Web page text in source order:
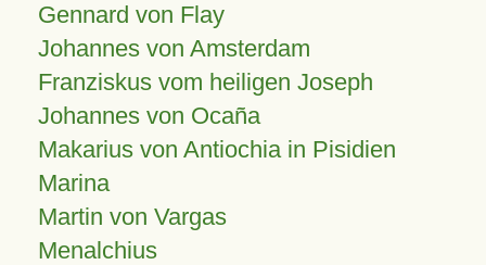
Gennard von Flay
Johannes von Amsterdam
Franziskus vom heiligen Joseph
Johannes von Ocaña
Makarius von Antiochia in Pisidien
Marina
Martin von Vargas
Menalchius